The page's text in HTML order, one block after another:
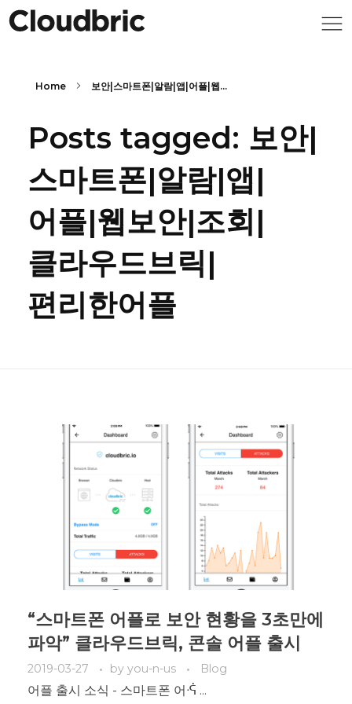
Home 보안|스마트폰|알람|앱|어플|웹...
Posts tagged: 보안|
스마트폰|알람|앱|
어플|웹보안|조회|
클라우드브릭|
편리한어플
“스마트폰 어플로 보안 현황을 3초만에
파악” 클라우드브릭, 콘솔 어플 출시
2019-03-27 by you-n-us Blog
어플 출시 소식 - 스마트폰 어ᕎ ...